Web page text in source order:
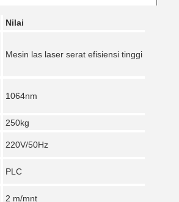
Nilai
Mesin las laser serat efisiensi tinggi
1064nm
250kg
220V/50Hz
PLC
2 m/mnt